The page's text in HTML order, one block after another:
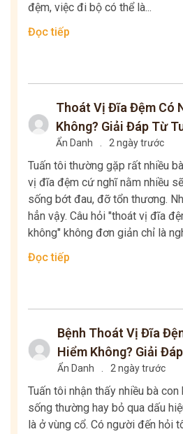
đệm, việc đi bộ có thể là...
Đọc tiếp
Thoát Vị Đĩa Đệm Có
Không? Giải Đáp Từ
Ẩn Danh . 2 ngày trước
Tuấn tôi thường gặp rất nhiều
vị đĩa đệm cứ nghĩ nằm nhiều
sống bớt đau, đỡ tổn thương.
hẳn vậy. Câu hỏi "thoát vị đĩa
không" không đơn giản chỉ là
Đọc tiếp
Bệnh Thoát Vị Đĩa
Hiểm Không? Giải
Ẩn Danh . 2 ngày trước
Tuấn tôi nhận thấy nhiều bà
sống thường hay bỏ qua dấu
là ở vùng cổ. Có người đến hỏi